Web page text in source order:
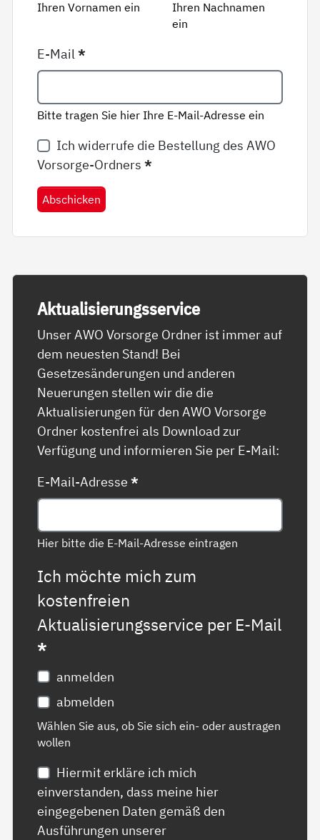
Ihren Vornamen ein
Ihren Nachnamen
ein
E-Mail*
Bitte tragen Sie hier Ihre E-Mail-Adresse ein
Ich widerrufe die Bestellung des AWO
Vorsorge-Ordners*
Abschicken
Ak­tua­li­sie­rungs­ser­vice
Unser AWO Vorsorge Ordner ist immer auf
dem neuesten Stand! Bei
Gesetzesänderungen und anderen
Neuerungen stellen wir die die
Aktualisierungen für den AWO Vorsorge
Ordner kostenfrei als Download zur
Verfügung und informieren Sie per E-Mail:
E-Mail-Adresse*
Hier bitte die E-Mail-Adresse eintragen
Ich möchte mich zum
kostenfreien
Aktualisierungsservice per E-Mail
*
anmelden
abmelden
Wählen Sie aus, ob Sie sich ein- oder austragen
wollen
Hiermit erkläre ich mich
einverstanden, dass meine hier
eingegebenen Daten gemäß den
Ausführungen unserer